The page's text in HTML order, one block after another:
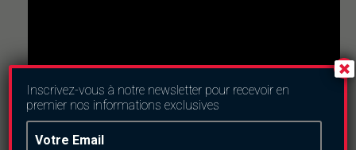
Nous suivre
Inscrivez-vous à notre newsletter pour recevoir en
premier nos informations exclusives